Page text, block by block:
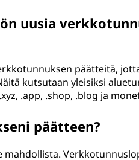
uusia
päätteitä,
kutsutaan yleisiksi
.app, .shop, .blog ja
päätteen?